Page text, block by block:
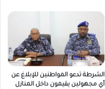
الشرطة تدعو المواطنين للإبلاغ عن
أي مجهولين يقيمون داخل المنازل